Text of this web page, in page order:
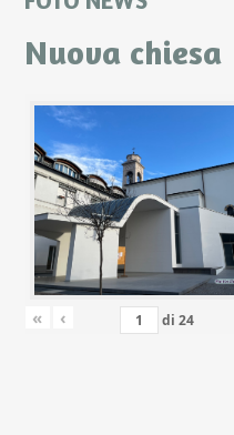
Nuova chiesa
« ‹ di 24